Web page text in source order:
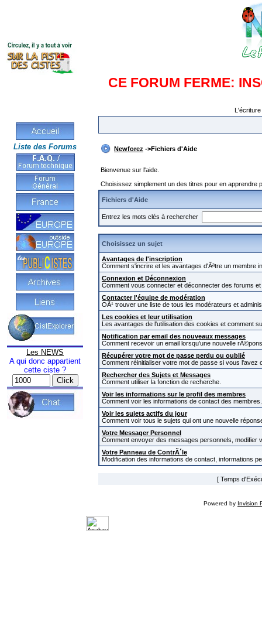
CE FORUM FERME:
Liste des Forums
Les NEWS
A qui donc appartient
cette ciste ?
Newforez ->Fichiers d'Aide
Bienvenue sur l'aide.
Choisissez simplement un des titres pour en
Fichiers d'Aide
Entrez les mots clés à rechercher
Choisissez un sujet
Avantages de l'inscription
Comment s'incrire et les avantages d'Ãªtre un membre
Connexion et Déconnexion
Comment vous connecter et déconnecter des forums
Contacter l'équipe de modération
OÃ¹ trouver une liste de tous les modérateurs et
Les cookies et leur utilisation
Les avantages de l'utilisation des cookies et comment
Notification par email des nouveaux messages
Comment recevoir un email lorsqu'une nouvelle
Récupérer votre mot de passe perdu ou oublié
Comment réinitialiser votre mot de passe si vous l'avez
Rechercher des Sujets et Messages
Comment utiliser la fonction de recherche.
Voir les informations sur le profil des membres
Comment voir les informations de contact des membres.
Voir les sujets actifs du jour
Comment voir tous le sujets qui ont une nouvelle
Votre Messager Personnel
Comment envoyer des messages personnels,
Votre Panneau de ContrÃ´le
Modification des informations de contact, informations
[ Temps
Powered by Invision